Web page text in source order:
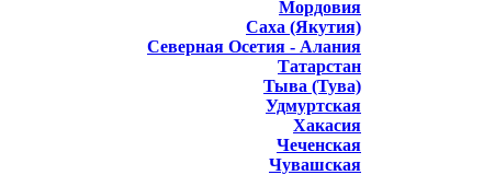
Мордовия
Саха (Якутия)
Северная Осетия - Алания
Татарстан
Тыва (Тува)
Удмуртская
Хакасия
Чеченская
Чувашская